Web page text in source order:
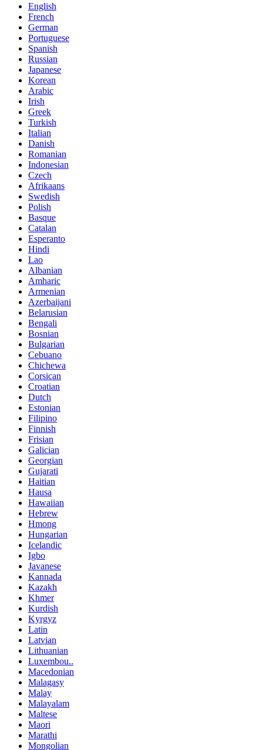
English
French
German
Portuguese
Spanish
Russian
Japanese
Korean
Arabic
Irish
Greek
Turkish
Italian
Danish
Romanian
Indonesian
Czech
Afrikaans
Swedish
Polish
Basque
Catalan
Esperanto
Hindi
Lao
Albanian
Amharic
Armenian
Azerbaijani
Belarusian
Bengali
Bosnian
Bulgarian
Cebuano
Chichewa
Corsican
Croatian
Dutch
Estonian
Filipino
Finnish
Frisian
Galician
Georgian
Gujarati
Haitian
Hausa
Hawaiian
Hebrew
Hmong
Hungarian
Icelandic
Igbo
Javanese
Kannada
Kazakh
Khmer
Kurdish
Kyrgyz
Latin
Latvian
Lithuanian
Luxembou..
Macedonian
Malagasy
Malay
Malayalam
Maltese
Maori
Marathi
Mongolian